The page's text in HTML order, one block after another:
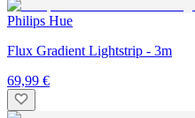
Philips Hue
Flux Gradient Lightstrip - 3m
69,99 €